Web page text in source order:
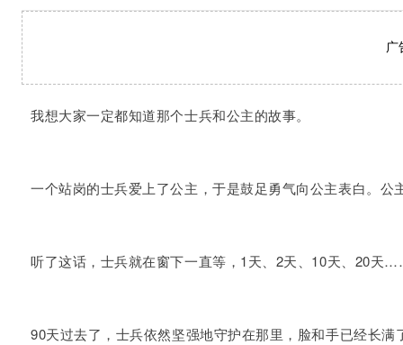
广
我想大家一定都知道那个士兵和公主的故事。
一个站岗的士兵爱上了公主，于是鼓足勇气向公主表白。
听了这话，士兵就在窗下一直等，1天、2天、10天、20天
90天过去了，士兵依然坚强地守护在那里，脸和手已经长